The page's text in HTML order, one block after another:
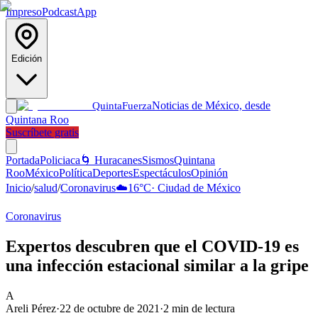
ImpresoPodcastApp
Edición
QuintaFuerzaNoticias de México, desde
Quintana Roo
Suscríbete gratis
PortadaPoliciaca 🌀 HuracanesSismosQuintana
RooMéxicoPolíticaDeportesEspectáculosOpinión
Inicio/salud/Coronavirus☁️16°C· Ciudad de México
Coronavirus
Expertos descubren que el COVID-19 es
una infección estacional similar a la gripe
A
Areli Pérez·22 de octubre de 2021 ·2 min de lectura